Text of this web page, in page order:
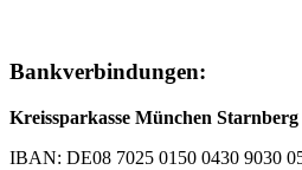
Bankverbindungen:
Kreissparkasse München
IBAN: DE08 7025 0150 0430 9030